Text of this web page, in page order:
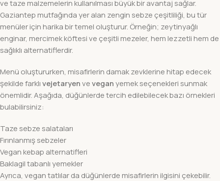
ve taze malzemelerin kullanılması büyük bir avantaj sağlar.
Gaziantep mutfağında yer alan zengin sebze çeşitliliği, bu tür
menüler için harika bir temel oluşturur. Örneğin; zeytinyağlı
enginar, mercimek köftesi ve çeşitli mezeler, hem lezzetli hem de
sağlıklı alternatiflerdir.
Menü oluştururken, misafirlerin damak zevklerine hitap edecek
şekilde farklıvejetaryenveveganyemek seçenekleri sunmak
önemlidir. Aşağıda, düğünlerde tercih edilebilecek bazı örnekleri
bulabilirsiniz:
Taze sebze salataları
Fırınlanmış sebzeler
Vegan kebap alternatifleri
Baklagil tabanlı yemekler
Ayrıca, vegan tatlılar da düğünlerde misafirlerin ilgisini çekebilir.